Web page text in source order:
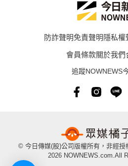
防詐聲明免責聲明隱私權
會員條款關於我們
追蹤NOWNEWS
© 今日傳媒(股)公司版權所有，非經
2026 NOWNEWS.com.All